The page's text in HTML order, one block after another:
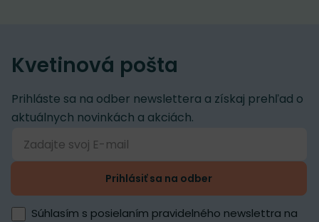
Kvetinová pošta
Prihláste sa na odber newslettera a získaj prehľad o
aktuálnych novinkách a akciách.
Prihlásiť sa na odber
Súhlasím s posielaním pravidelného newslettra na